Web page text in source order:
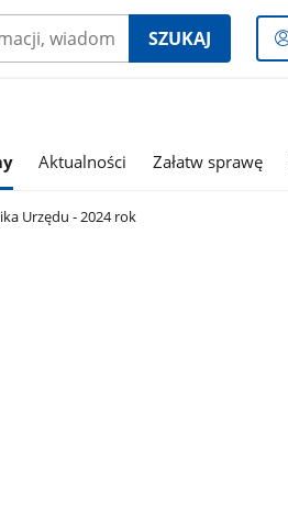
SZUKAJ
Aktualności Załatw sprawę
Urzędu - 2024 rok